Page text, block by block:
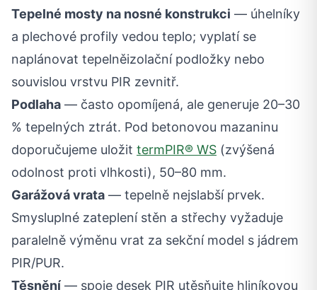
Tepelné mosty na nosné konstrukci — úhelníky
a plechové profily vedou teplo; vyplatí se
naplánovat tepelněizolační podložky nebo
souvislou vrstvu PIR zevnitř.
Podlaha — často opomíjená, ale generuje 20–30
% tepelných ztrát. Pod betonovou mazaninu
doporučujeme uložit termPIR® WS (zvýšená
odolnost proti vlhkosti), 50–80 mm.
Garážová vrata — tepelně nejslabší prvek.
Smysluplné zateplení stěn a střechy vyžaduje
paralelně výměnu vrat za sekční model s jádrem
PIR/PUR.
Těsnění — spoje desek PIR utěsňujte hliníkovou